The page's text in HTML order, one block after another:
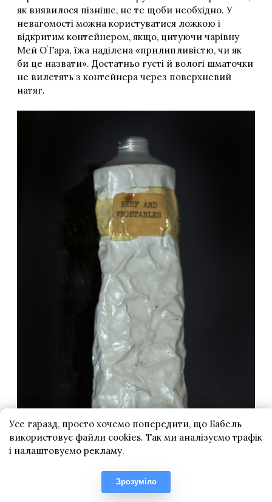
Усе гаразд, просто хочемо попередити, що Бабель
використовує файли cookies. Так ми аналізуємо трафік
і налаштовуємо рекламу.
Зрозуміло